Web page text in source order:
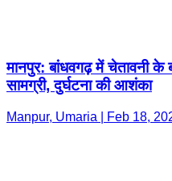
मानपुर: बांधवगढ़ में चेतावनी के
सामग्री, दुर्घटना की आशंका
Manpur, Umaria | Feb 18,